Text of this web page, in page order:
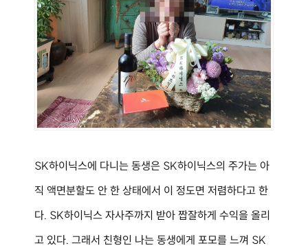
SK하이닉스에 다니는 동생은 SK하이닉스의 주가는 아
직 액면분할도 안 한 상태에서 이 정도면 저렴하다고 한
다. SK하이닉스 자사주까지 받아 짭잘하게 수익을 올리
고 있다. 그래서 친형인 나는 동생에게 포모를 느껴 SK